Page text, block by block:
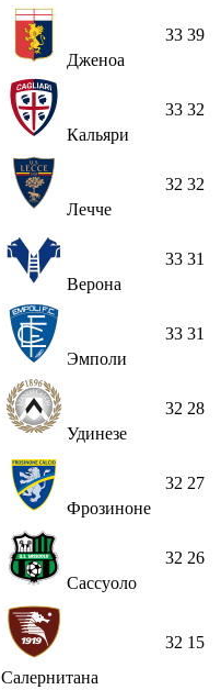
Дженоа
33 39
Кальяри
33 32
Лечче
32 32
Верона
33 31
Эмполи
33 31
Удинезе
32 28
Фрозиноне
32 27
Сассуоло
32 26
Салернитана
32 15